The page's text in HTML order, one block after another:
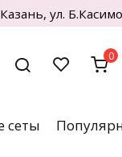
Казань, ул.
0
сеты